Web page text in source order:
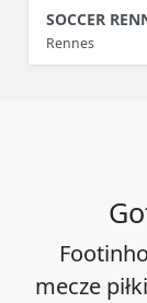
SOCCER
Rennes
mecze